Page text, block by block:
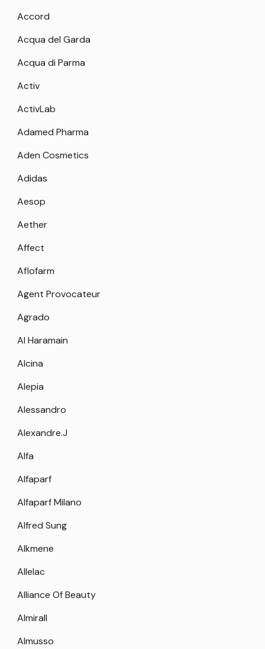
Accord
Acqua del Garda
Acqua di Parma
Activ
ActivLab
Adamed Pharma
Aden Cosmetics
Adidas
Aesop
Aether
Affect
Aflofarm
Agent Provocateur
Agrado
Al Haramain
Alcina
Alepia
Alessandro
Alexandre.J
Alfa
Alfaparf
Alfaparf Milano
Alfred Sung
Alkmene
Allelac
Alliance Of Beauty
Almirall
Almusso